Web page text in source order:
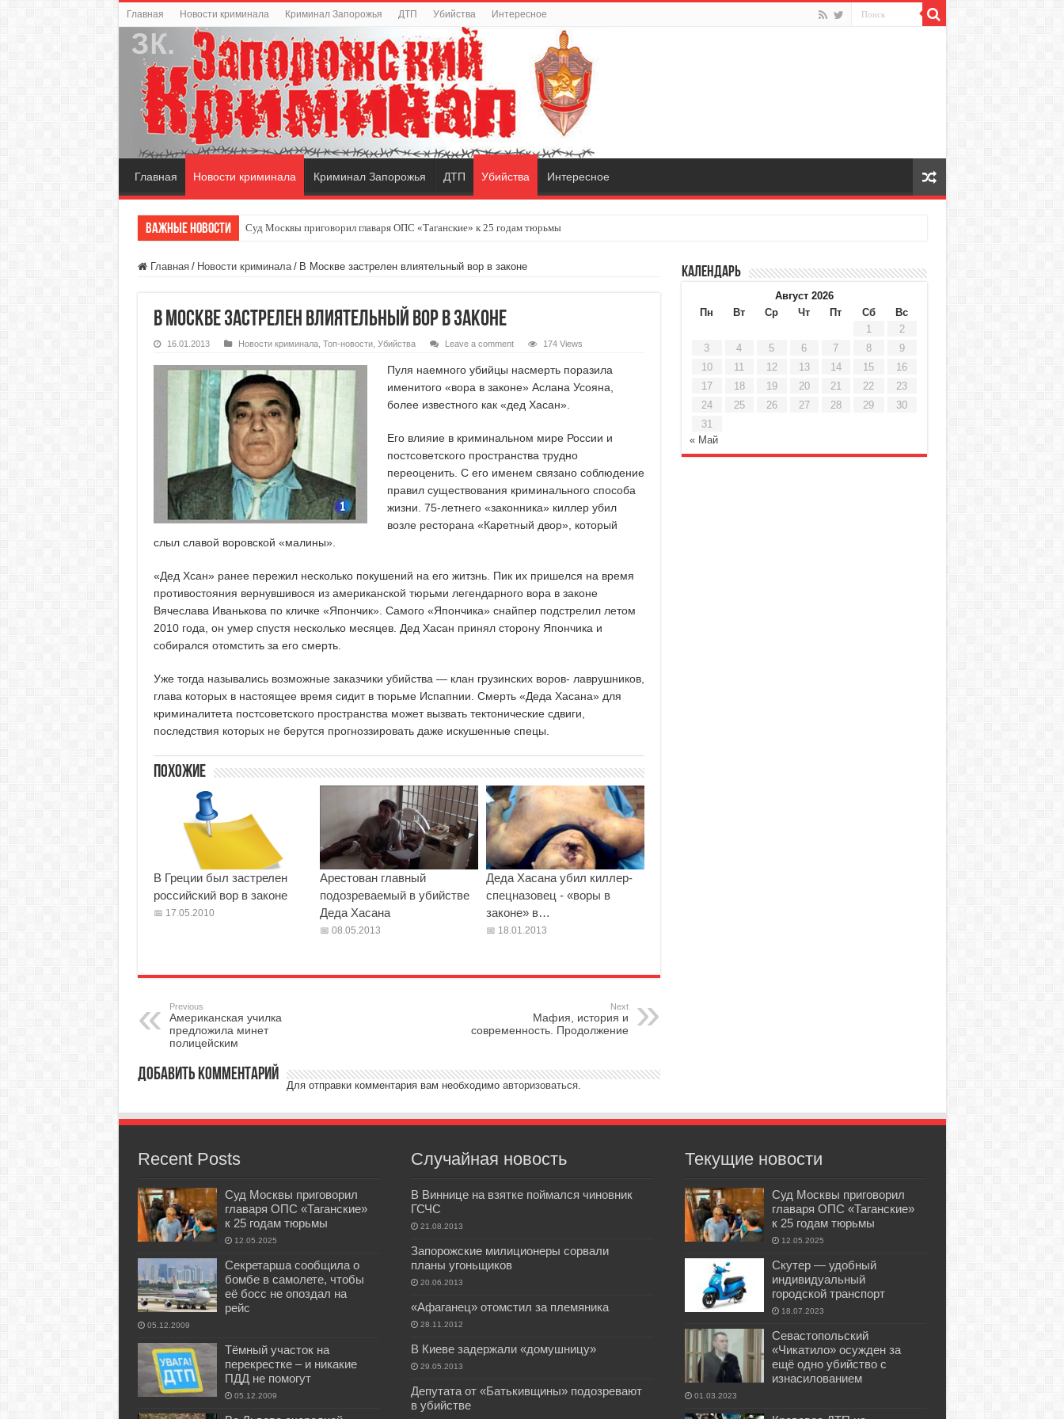
Главная Новости криминала Криминал Запорожья ДТП Убийства Интересное
Главная Новости криминала Криминал Запорожья ДТП Убийства Интересное
Важные новости Суд Москвы приговорил главаря ОПС «Таганские» к 25 годам тюрьмы
Скутер — удобный индивидуальный городской транспорт
Главная / Новости криминала / В Москве застрелен влиятельный вор в законе
В Москве застрелен влиятельный вор в законе
16.01.2013 Новости криминала, Топ-новости, Убийства Leave a comment 174 Views
Пуля наемного убийцы насмерть поразила
именитого «вора в законе» Аслана Усояна,
более известного как «дед Хасан».
Его влияие в криминальном мире России и
постсоветского пространства трудно
переоценить. С его именем связано соблюдение
правил существования криминального способа
жизни. 75-летнего «законника» киллер убил
возле ресторана «Каретный двор», который
слыл славой воровской «малины».
«Дед Хсан» ранее пережил несколько покушений на его житзнь. Пик их пришелся на время
противостояния вернувшивося из американской тюрьми легендарного вора в законе
Вячеслава Иванькова по кличке «Япончик». Самого «Япончика» снайпер подстрелил летом
2010 года, он умер спустя несколько месяцев. Дед Хасан принял сторону Япончика и
собирался отомстить за его смерть.
Уже тогда назывались возможные заказчики убийства — клан грузинских воров- лаврушников,
глава которых в настоящее время сидит в тюрьме Испапнии. Смерть «Деда Хасана» для
криминалитета постсоветского пространства может вызвать тектонические сдвиги,
последствия которых не берутся прогноззировать даже искушенные спецы.
Похожие
В Греции был застрелен
российский вор в законе
17.05.2010
Арестован главный
подозреваемый в убийстве
Деда Хасана
08.05.2013
Деда Хасана убил киллер-
спецназовец - «воры в
законе» в…
18.01.2013
Previous
Американская училка
предложила минет
полицейским
Next
Мафия, история и
современность. Продолжение
Добавить комментарий
Для отправки комментария вам необходимо авторизоваться.
Календарь
Август 2026
Пн
Вт Ср Чт Пт Сб
Вс
1
2
3
4 5 6 7 8
9
10
11 12 13 14 15
16
17
18 19 20 21 22
23
24
25 26 27 28 29
30
31
« Май
Recent Posts
Суд Москвы приговорил
главаря ОПС «Таганские»
к 25 годам тюрьмы
12.05.2025
Секретарша сообщила о
бомбе в самолете, чтобы
её босс не опоздал на
рейс
05.12.2009
Тёмный участок на
перекрестке – и никакие
ПДД не помогут
05.12.2009
Случайная новость
В Виннице на взятке поймался чиновник
ГСЧС
21.08.2013
Запорожские милиционеры сорвали
планы угоньщиков
20.06.2013
«Афаганец» отомстил за племяника
28.11.2012
В Киеве задержали «домушницу»
29.05.2013
Депутата от «Батькивщины» подозревают
в убийстве
Текущие новости
Суд Москвы приговорил
главаря ОПС «Таганские»
к 25 годам тюрьмы
12.05.2025
Скутер — удобный
индивидуальный
городской транспорт
18.07.2023
Севастопольский
«Чикатило» осужден за
ещё одно убийство с
изнасилованием
01.03.2023